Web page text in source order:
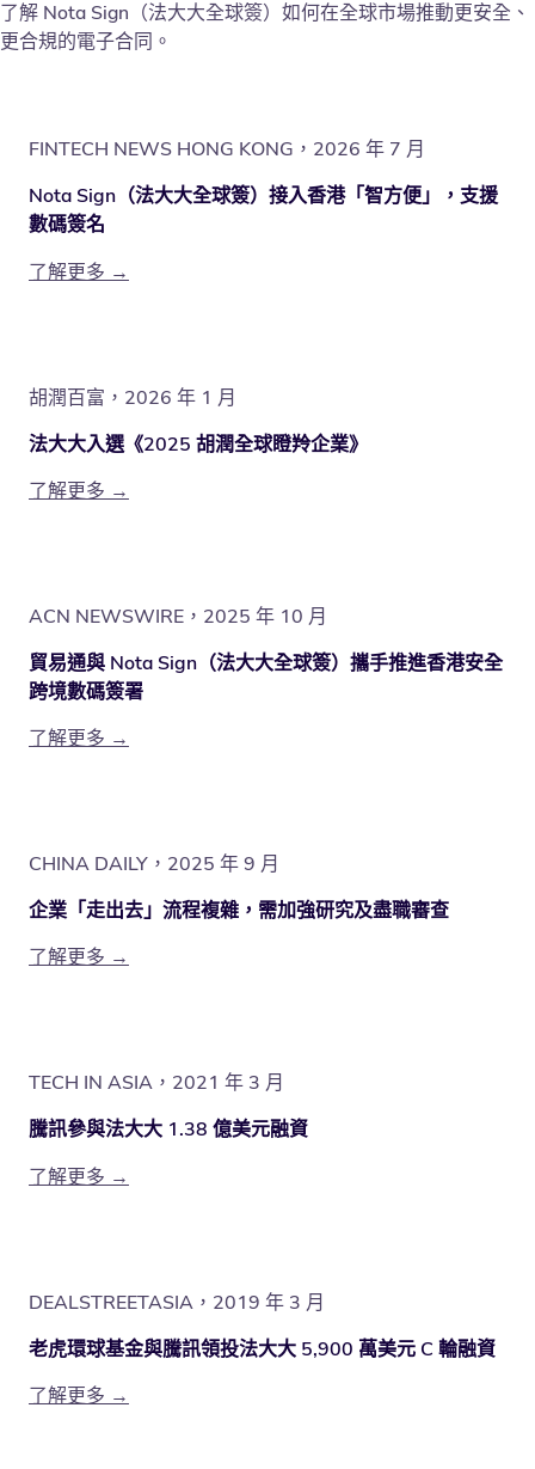
了解 Nota Sign（法大大全球簽）如何在全球市場推動更安全、
更合規的電子合同。
FINTECH NEWS HONG KONG，2026 年 7 月
Nota Sign（法大大全球簽）接入香港「智方便」，支援
數碼簽名
了解更多 →
胡潤百富，2026 年 1 月
法大大入選《2025 胡潤全球瞪羚企業》
了解更多 →
ACN NEWSWIRE，2025 年 10 月
貿易通與 Nota Sign（法大大全球簽）攜手推進香港安全
跨境數碼簽署
了解更多 →
CHINA DAILY，2025 年 9 月
企業「走出去」流程複雜，需加強研究及盡職審查
了解更多 →
TECH IN ASIA，2021 年 3 月
騰訊參與法大大 1.38 億美元融資
了解更多 →
DEALSTREETASIA，2019 年 3 月
老虎環球基金與騰訊領投法大大 5,900 萬美元 C 輪融資
了解更多 →